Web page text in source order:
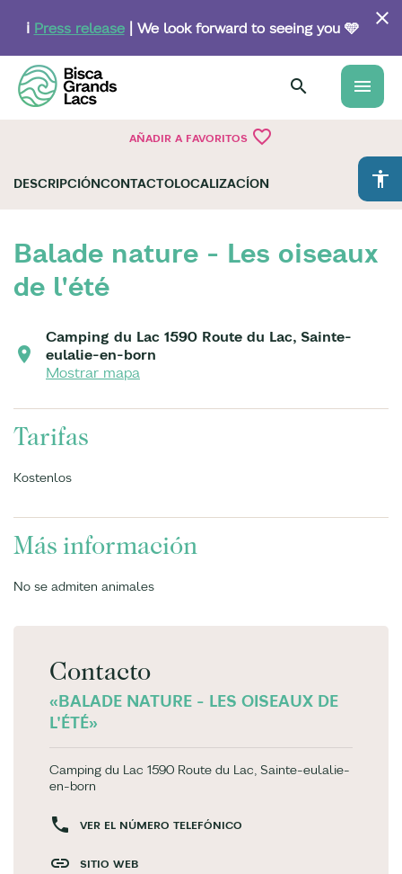
content
ℹ️ Press release| We look forward to seeing you 🩵
menu
AÑADIR A FAVORITOS favorite_border
accessibility
DESCRIPCIÓNCONTACTOLOCALIZACÍON
Balade nature - Les oiseaux
de l'été
Camping du Lac 1590 Route du Lac, Sainte-
eulalie-en-born
Mostrar mapa
Tarifas
Kostenlos
Más información
No se admiten animales
Contacto
«BALADE NATURE - LES OISEAUX DE
L'ÉTÉ»
Camping du Lac 1590 Route du Lac, Sainte-eulalie-
en-born
VER EL NÚMERO TELEFÓNICO
SITIO WEB